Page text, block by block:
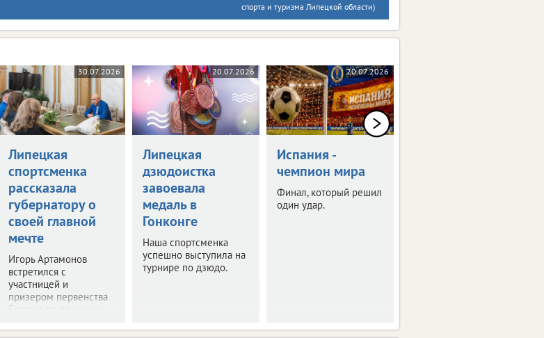
спорта и туризма Липецкой области)
30.07.2026
Липецкая
спортсменка
рассказала
губернатору о
своей главной
мечте
Игорь Артамонов
встретился с
участницей и
призером первенства
Европы по плаванию.
20.07.2026
Липецкая
дзюдоистка
завоевала
медаль в
Гонконге
Наша спортсменка
успешно выступила на
турнире по дзюдо.
20.07.2026
Испания -
чемпион мира
Финал, который решил
один удар.